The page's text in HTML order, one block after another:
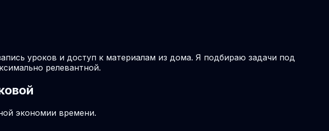
уроков и доступ к материалам из дома. Я подбираю задачи под
релевантной.
экономии времени.